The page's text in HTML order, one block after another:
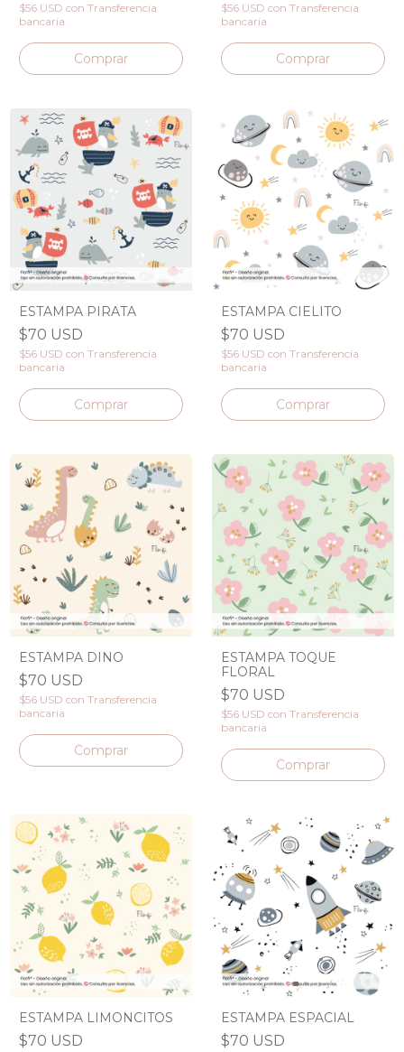
$56 USD con Transferencia
bancaria
$56 USD con Transferencia
bancaria
ESTAMPA PIRATA
$70 USD
$56 USD con Transferencia
bancaria
ESTAMPA CIELITO
$70 USD
$56 USD con Transferencia
bancaria
ESTAMPA DINO
$70 USD
$56 USD con Transferencia
bancaria
ESTAMPA TOQUE
FLORAL
$70 USD
$56 USD con Transferencia
bancaria
ESTAMPA LIMONCITOS
$70 USD
ESTAMPA ESPACIAL
$70 USD